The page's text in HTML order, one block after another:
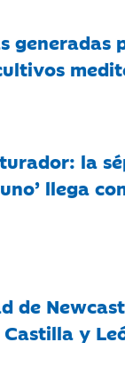
generadas
la
llega
de
y